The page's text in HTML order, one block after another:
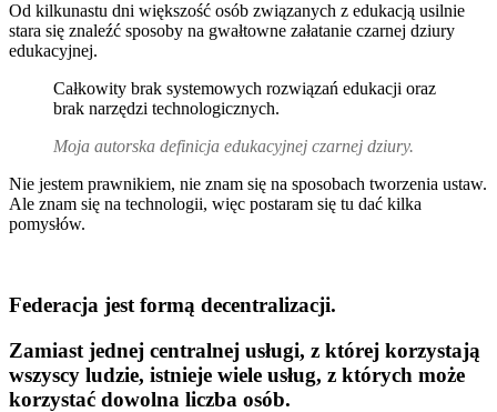
Od kilkunastu dni większość osób związanych z edukacją usilnie
stara się znaleźć sposoby na gwałtowne załatanie czarnej dziury
edukacyjnej.
Całkowity brak systemowych rozwiązań edukacji oraz
brak narzędzi technologicznych.
Moja autorska definicja edukacyjnej czarnej dziury.
Nie jestem prawnikiem, nie znam się na sposobach tworzenia ustaw.
Ale znam się na technologii, więc postaram się tu dać kilka
pomysłów.
Federacja jest formą decentralizacji.
Zamiast jednej centralnej usługi, z której korzystają
wszyscy ludzie, istnieje wiele usług, z których może
korzystać dowolna liczba osób.